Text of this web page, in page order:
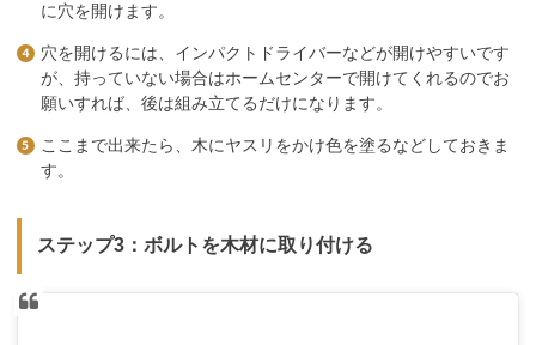
に穴を開けます。
穴を開けるには、インパクトドライバーなどが開けやすいです
が、持っていない場合はホームセンターで開けてくれるのでお
願いすれば、後は組み立てるだけになります。
ここまで出来たら、木にヤスリをかけ色を塗るなどしておきま
す。
ステップ3：ボルトを木材に取り付ける